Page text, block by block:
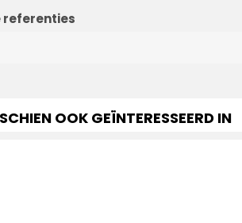
referenties
OOK GEÏNTERESSEERD IN